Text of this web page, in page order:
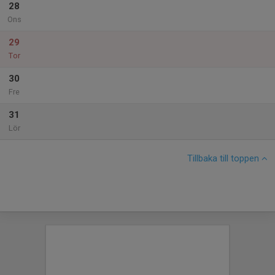
28
Ons
29
Tor
30
Fre
31
Lör
Tillbaka till toppen